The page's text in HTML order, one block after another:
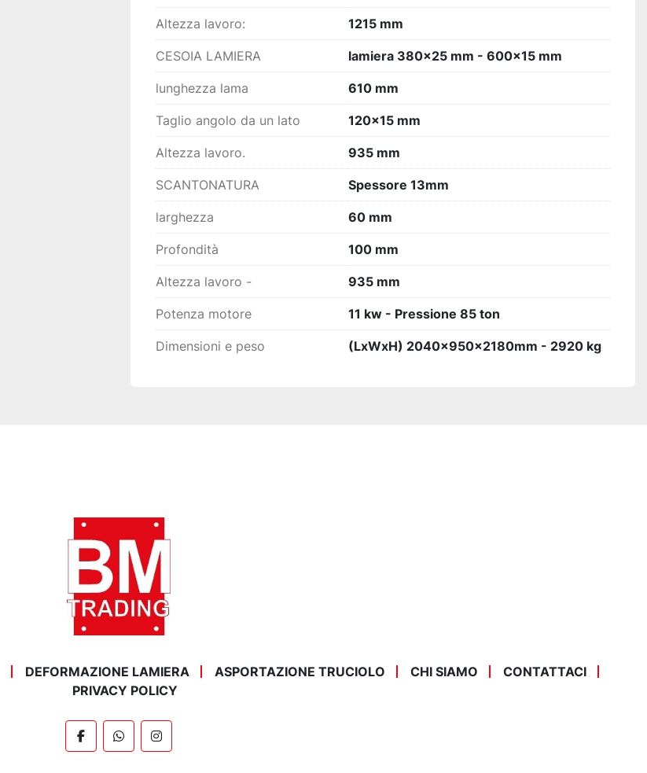
Altezza lavoro: 1215 mm
CESOIA LAMIERA lamiera 380x25 mm - 600x15 mm
lunghezza lama 610 mm
Taglio angolo da un lato 120x15 mm
Altezza lavoro. 935 mm
SCANTONATURA Spessore 13mm
larghezza 60 mm
Profondità 100 mm
Altezza lavoro - 935 mm
Potenza motore 11 kw - Pressione 85 ton
Dimensioni e peso (LxWxH) 2040x950x2180mm - 2920 kg
DEFORMAZIONE LAMIERA ASPORTAZIONE TRUCIOLO CHI SIAMO
CONTATTACI
PRIVACY POLICY
facebookwhatsappinstagram